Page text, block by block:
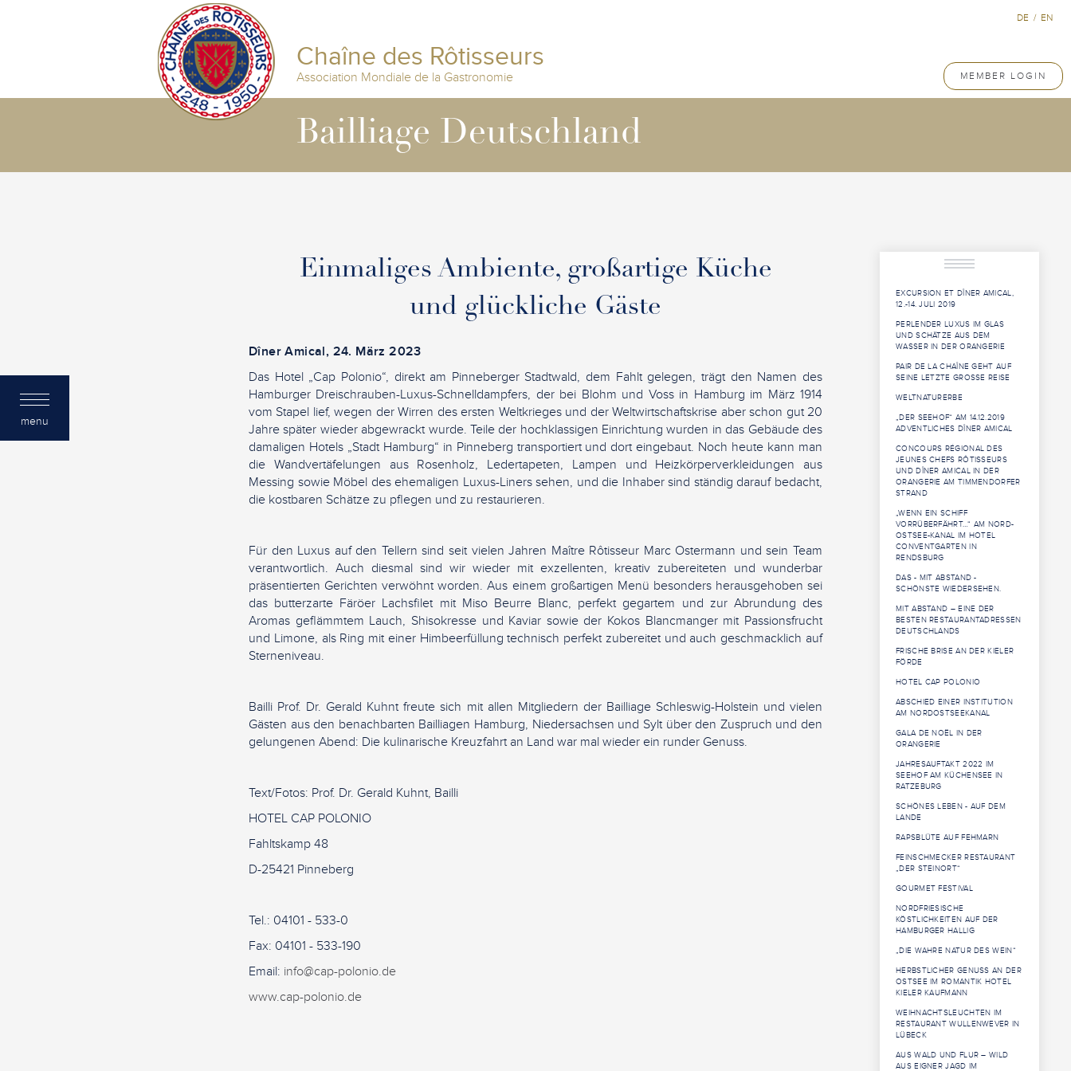
menu
Chaîne des Rôtisseurs
Association Mondiale de la Gastronomie MEMBER LOGIN
DE / EN
Bailliage Deutschland
Einmaliges Ambiente, großartige Küche
und glückliche Gäste
Dîner Amical, 24. März 2023
Das Hotel „Cap Polonio“, direkt am Pinneberger Stadtwald, dem Fahlt gelegen, trägt den Namen des
Hamburger Dreischrauben-Luxus-Schnelldampfers, der bei Blohm und Voss in Hamburg im März 1914
vom Stapel lief, wegen der Wirren des ersten Weltkrieges und der Weltwirtschaftskrise aber schon gut 20
Jahre später wieder abgewrackt wurde. Teile der hochklassigen Einrichtung wurden in das Gebäude des
damaligen Hotels „Stadt Hamburg“ in Pinneberg transportiert und dort eingebaut. Noch heute kann man
die Wandvertäfelungen aus Rosenholz, Ledertapeten, Lampen und Heizkörperverkleidungen aus
Messing sowie Möbel des ehemaligen Luxus-Liners sehen, und die Inhaber sind ständig darauf bedacht,
die kostbaren Schätze zu pflegen und zu restaurieren.
Für den Luxus auf den Tellern sind seit vielen Jahren Maître Rôtisseur Marc Ostermann und sein Team
verantwortlich. Auch diesmal sind wir wieder mit exzellenten, kreativ zubereiteten und wunderbar
präsentierten Gerichten verwöhnt worden. Aus einem großartigen Menü besonders herausgehoben sei
das butterzarte Färöer Lachsfilet mit Miso Beurre Blanc, perfekt gegartem und zur Abrundung des
Aromas geflämmtem Lauch, Shisokresse und Kaviar sowie der Kokos Blancmanger mit Passionsfrucht
und Limone, als Ring mit einer Himbeerfüllung technisch perfekt zubereitet und auch geschmacklich auf
Sterneniveau.
Bailli Prof. Dr. Gerald Kuhnt freute sich mit allen Mitgliedern der Bailliage Schleswig-Holstein und vielen
Gästen aus den benachbarten Bailliagen Hamburg, Niedersachsen und Sylt über den Zuspruch und den
gelungenen Abend: Die kulinarische Kreuzfahrt an Land war mal wieder ein runder Genuss.
Text/Fotos: Prof. Dr. Gerald Kuhnt, Bailli
HOTEL CAP POLONIO
Fahltskamp 48
D-25421 Pinneberg
Tel.: 04101 - 533-0
Fax: 04101 - 533-190
Email: info@cap-polonio.de
www.cap-polonio.de
EXCURSION ET DÎNER AMICAL,
12.-14. JULI 2019
PERLENDER LUXUS IM GLAS
UND SCHÄTZE AUS DEM
WASSER IN DER ORANGERIE
PAIR DE LA CHAÎNE GEHT AUF
SEINE LETZTE GROSSE REISE
WELTNATURERBE
„DER SEEHOF“ AM 14.12.2019
ADVENTLICHES DÎNER AMICAL
CONCOURS RÉGIONAL DES
JEUNES CHEFS RÔTISSEURS
UND DÎNER AMICAL IN DER
ORANGERIE AM TIMMENDORFER
STRAND
„WENN EIN SCHIFF
VORRÜBERFÄHRT…“ AM NORD-
OSTSEE-KANAL IM HOTEL
CONVENTGARTEN IN
RENDSBURG
DAS - MIT ABSTAND -
SCHÖNSTE WIEDERSEHEN.
MIT ABSTAND – EINE DER
BESTEN RESTAURANTADRESSEN
DEUTSCHLANDS
FRISCHE BRISE AN DER KIELER
FÖRDE
HOTEL CAP POLONIO
ABSCHIED EINER INSTITUTION
AM NORDOSTSEEKANAL
GALA DE NOËL IN DER
ORANGERIE
JAHRESAUFTAKT 2022 IM
SEEHOF AM KÜCHENSEE IN
RATZEBURG
SCHÖNES LEBEN - AUF DEM
LANDE
RAPSBLÜTE AUF FEHMARN
FEINSCHMECKER RESTAURANT
„DER STEINORT“
GOURMET FESTIVAL
NORDFRIESISCHE
KÖSTLICHKEITEN AUF DER
HAMBURGER HALLIG
„DIE WAHRE NATUR DES WEIN“
HERBSTLICHER GENUSS AN DER
OSTSEE IM ROMANTIK HOTEL
KIELER KAUFMANN
WEIHNACHTSLEUCHTEN IM
RESTAURANT WULLENWEVER IN
LÜBECK
AUS WALD UND FLUR – WILD
AUS EIGNER JAGD IM